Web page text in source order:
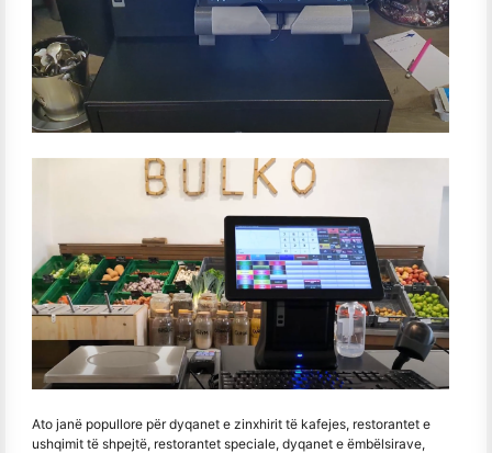
Ato janë popullore për dyqanet e zinxhirit të kafejes, restorantet e
ushqimit të shpejtë, restorantet speciale, dyqanet e ëmbëlsirave,